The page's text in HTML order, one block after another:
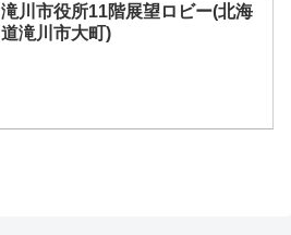
滝川市役所11階展望ロビー(北海
道滝川市大町)